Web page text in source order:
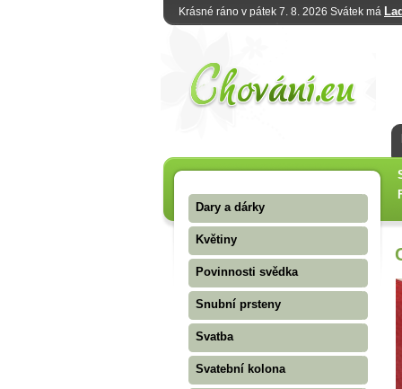
Krásné ráno v pátek 7. 8. 2026 Svátek má
Dary a dárky
Květiny
Povinnosti svědka
Snubní prsteny
Svatba
Svatební kolona